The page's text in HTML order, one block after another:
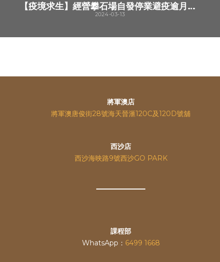
【疫境求生】經營攀石場自發停業避疫逾月不裁員 前港隊攀石練出鬥心咬緊牙關迎難而上
2024-03-13
將軍澳店
將軍澳唐俊街28號海天晉滙120C及120D號舖
西沙店
西沙海映路9號西沙GO PARK
課程部
WhatsApp： 6499 1668